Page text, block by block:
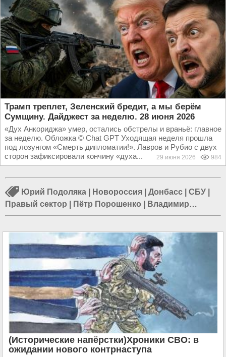
Трамп треплет, Зеленский бредит, а мы берём
Сумщину. Дайджест за неделю. 28 июня 2026
«Дух Анкориджа» умер, остались обстрелы и враньё: главное
за неделю. Обложка © Chat GPT Уходящая неделя прошла
под лозунгом «Смерть дипломатии!». Лавров и Рубио с двух
сторон зафиксировали кончину «духа...
29 июня 2026 984
Юрий Подоляка Новороссия Донбасс СБУ
Правый сектор
Пётр Порошенко
Владимир
Зеленский|Юрий Бойко|Николай Азаров|Игорь
(Исторические напёрстки)Хроники СВО: в
ожидании нового контрнаступа